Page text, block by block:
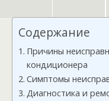
Содержание
Причины
кондиционера
Симптомы
Диагностика и